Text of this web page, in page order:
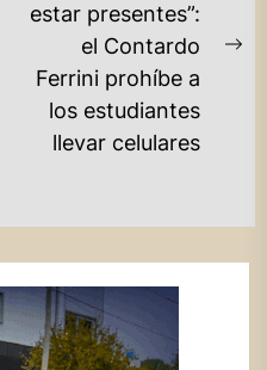
estar presentes”:
el Contardo
Ferrini prohíbe a
los estudiantes
llevar celulares